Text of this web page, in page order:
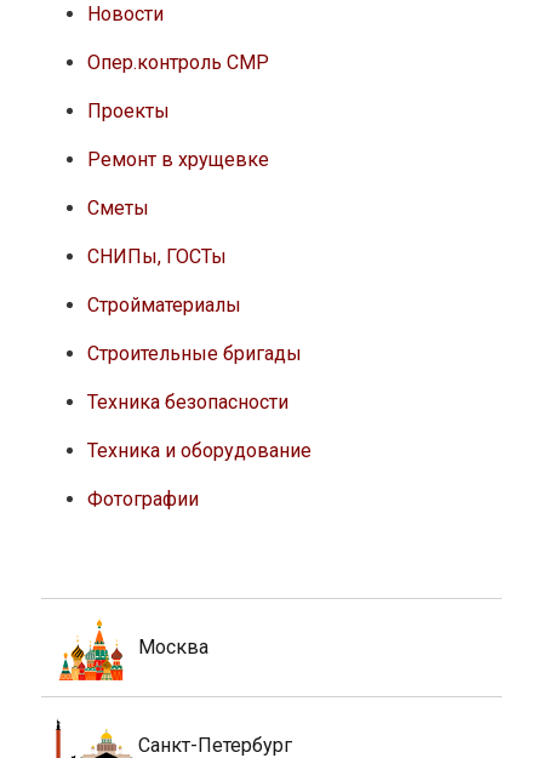
Новости
Опер.контроль СМР
Проекты
Ремонт в хрущевке
Сметы
СНИПы, ГОСТы
Стройматериалы
Строительные бригады
Техника безопасности
Техника и оборудование
Фотографии
Москва
Санкт-Петербург